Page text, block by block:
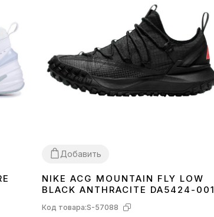
Добавить
44
NIKE ACG MOUNTAIN FLY LOW
BLACK ANTHRACITE DA5424-001
Код товара:S-57088